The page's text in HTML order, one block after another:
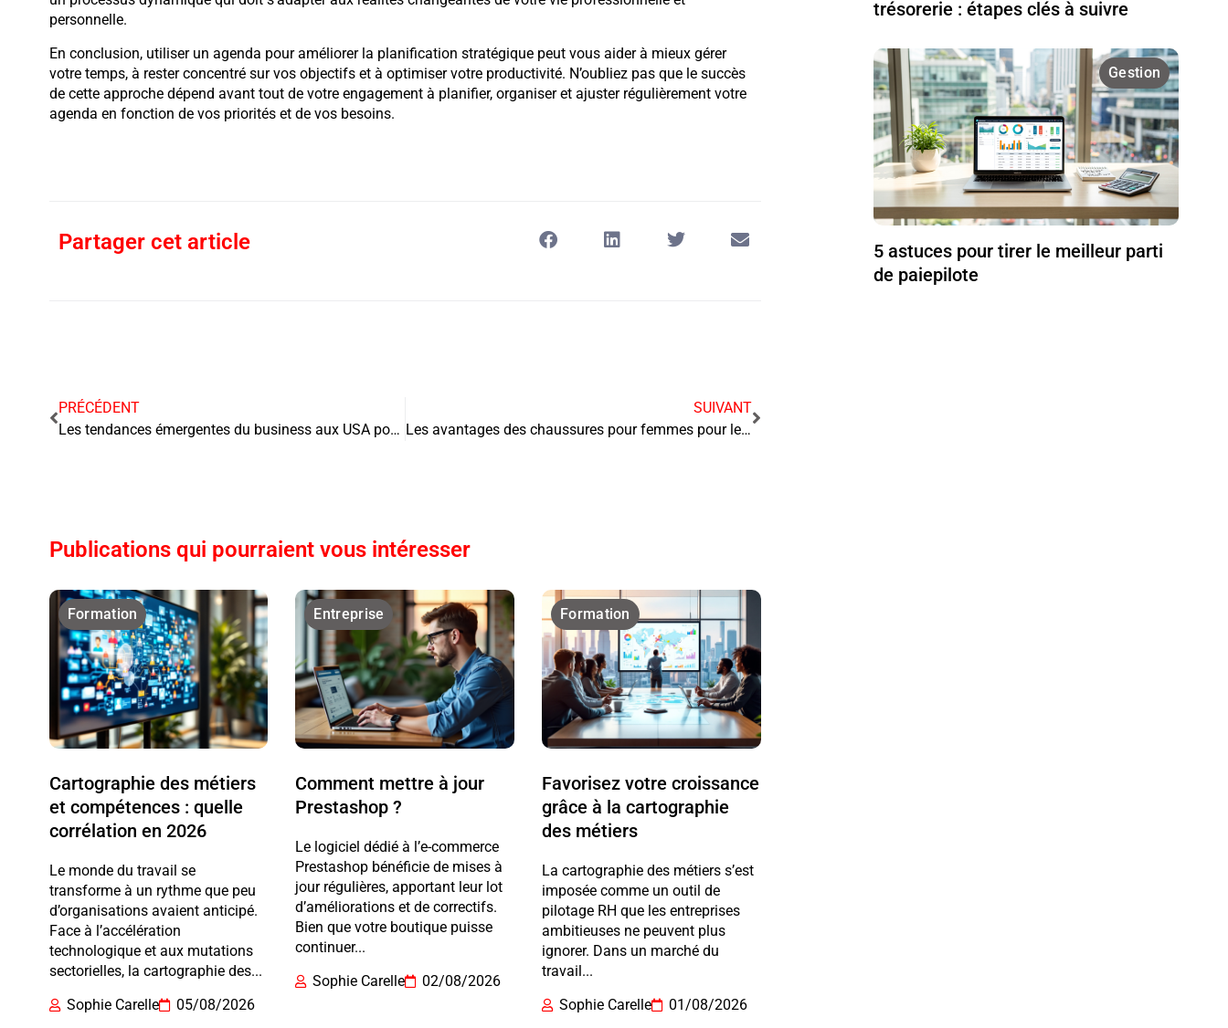
personnelle.
En conclusion, utiliser un agenda pour améliorer la planification stratégique peut vous aider à mieux gérer
votre temps, à rester concentré sur vos objectifs et à optimiser votre productivité. N’oubliez pas que le succès
de cette approche dépend avant tout de votre engagement à planifier, organiser et ajuster régulièrement votre
agenda en fonction de vos priorités et de vos besoins.
Partager cet article
PRÉCÉDENT
Les tendances émergentes du business aux USA pour les entreprises du secteur de l’énergie
SUIVANT
Les avantages des chaussures pour femmes pour les entreprises de travail
Publications qui pourraient vous intéresser
Formation
Cartographie des métiers
et compétences : quelle
corrélation en 2026
Le monde du travail se
transforme à un rythme que peu
d’organisations avaient anticipé.
Face à l’accélération
technologique et aux mutations
sectorielles, la cartographie des...
Sophie Carelle
05/08/2026
Entreprise
Comment mettre à jour
Prestashop ?
Le logiciel dédié à l’e-commerce
Prestashop bénéficie de mises à
jour régulières, apportant leur lot
d’améliorations et de correctifs.
Bien que votre boutique puisse
continuer...
Sophie Carelle
02/08/2026
Formation
Favorisez votre croissance
grâce à la cartographie
des métiers
La cartographie des métiers s’est
imposée comme un outil de
pilotage RH que les entreprises
ambitieuses ne peuvent plus
ignorer. Dans un marché du
travail...
Sophie Carelle
01/08/2026
trésorerie : étapes clés à suivre
Gestion
5 astuces pour tirer le meilleur parti
de paiepilote